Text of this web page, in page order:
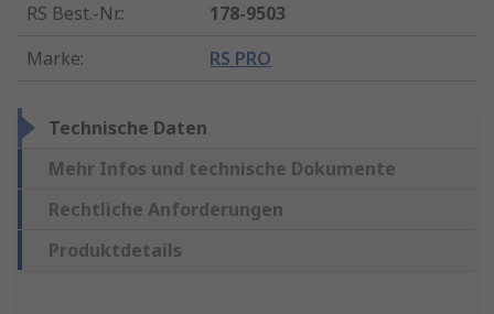
RS Best.-Nr.:
178-9503
Marke: RS PRO
Technische Daten
Mehr Infos und technische Dokumente
Rechtliche Anforderungen
Produktdetails